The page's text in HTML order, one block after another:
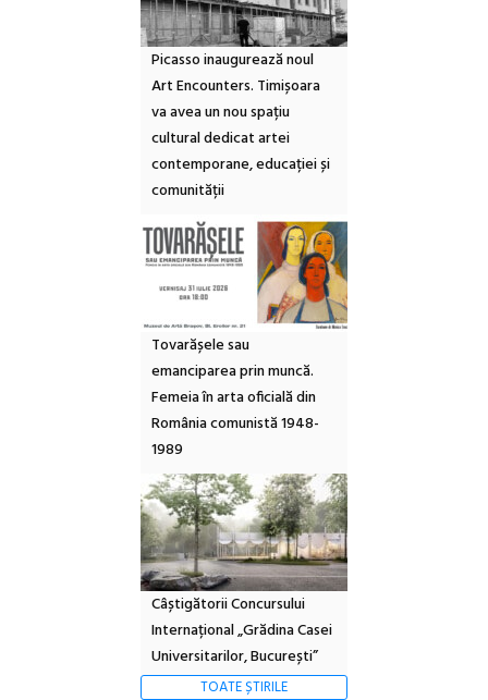
Picasso inaugurează noul
Art Encounters. Timișoara
va avea un nou spațiu
cultural dedicat artei
contemporane, educației și
comunității
Tovarășele sau
emanciparea prin muncă.
Femeia în arta oficială din
România comunistă 1948-
1989
Câștigătorii Concursului
Internațional „Grădina Casei
Universitarilor, București”
TOATE ȘTIRILE